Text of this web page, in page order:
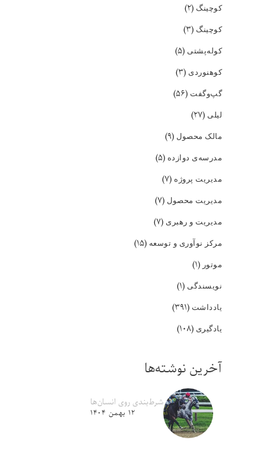
کوچینگ (۲)
کوچینگ (۳)
کوله‌پشتی (۵)
کوهنوردی (۳)
گپ‌و‌گفت (۵۶)
لیلی (۲۷)
مالک محصول (۹)
مدرسه‌ی دوازده (۵)
مدیریت پروژه (۷)
مدیریت محصول (۷)
مدیریت و رهبری (۷)
مرکز نوآوری و توسعه (۱۵)
موتور (۱)
نویسندگی (۱)
یادداشت (۳۹۱)
یادگیری (۱۰۸)
آخرین نوشته‌ها
شرط‌بندی روی انسان‌ها
۱۲ بهمن ۱۴۰۴